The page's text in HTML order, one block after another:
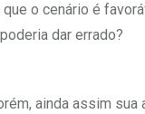
o cenário é
dar errado?
ainda assim sua